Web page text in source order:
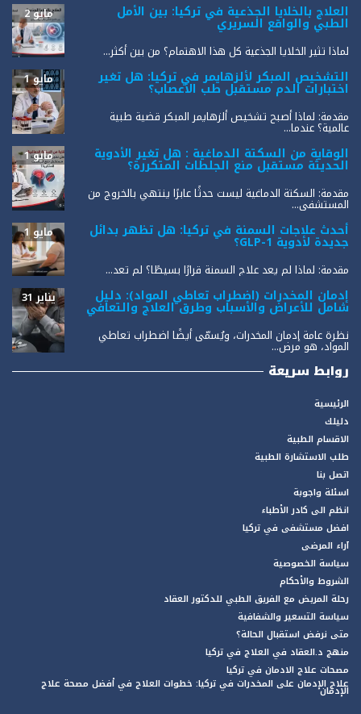
العلاج بالخلايا الجذعية في تركيا: بين الأمل
الطبي والواقع السريري
مايو 2
لماذا تثير الخلايا الجذعية كل هذا الاهتمام؟ من بين أكثر...
التشخيص المبكر لألزهايمر في تركيا: هل تغير
اختبارات الدم مستقبل طب الأعصاب؟
مايو 1
مقدمة: لماذا أصبح تشخيص ألزهايمر المبكر قضية طبية
عالمية؟ عندما...
الوقاية من السكتة الدماغية : هل تغير الأدوية
الحديثة مستقبل منع الجلطات المتكررة؟
مايو 1
مقدمة: السكتة الدماغية ليست حدثًا عابرًا ينتهي بالخروج من
المستشفى...
أحدث علاجات السمنة في تركيا: هل تظهر بدائل
جديدة لأدوية GLP-1؟
مايو 1
مقدمة: لماذا لم يعد علاج السمنة قرارًا بسيطًا؟ لم تعد...
إدمان المخدرات (اضطراب تعاطي المواد): دليل
شامل للأعراض والأسباب وطرق العلاج والتعافي
يناير 31
نظرة عامة إدمان المخدرات، ويُسمّى أيضًا اضطراب تعاطي
المواد، هو مرض...
روابط سريعة
الرئيسية
دليلك
الاقسام الطبية
طلب الاستشارة الطبية
اتصل بنا
اسئلة واجوبة
انظم الى كادر الأطباء
افضل مستشفى في تركيا
آراء المرضى
سياسة الخصوصية
الشروط والأحكام
رحلة المريض مع الفريق الطبي للدكتور العقاد
سياسة التسعير والشفافية
متى نرفض استقبال الحالة؟
منهج د.العقاد في العلاج في تركيا
مصحات علاج الادمان في تركيا
علاج الإدمان على المخدرات في تركيا: خطوات العلاج في أفضل مصحة علاج
الإدمان